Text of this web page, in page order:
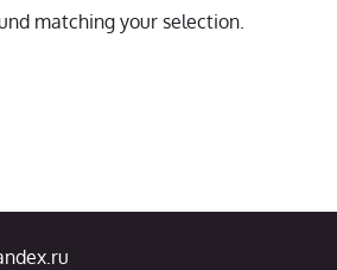
matching your selection.